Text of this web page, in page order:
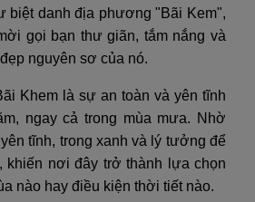
biệt danh địa phương "Bãi Kem",
gọi bạn thư giãn, tắm nắng và
nguyên sơ của nó.
Khem là sự an toàn và yên tĩnh
ngay cả trong mùa mưa. Nhờ
tĩnh, trong xanh và lý tưởng để
khiến nơi đây trở thành lựa chọn
nào hay điều kiện thời tiết nào.